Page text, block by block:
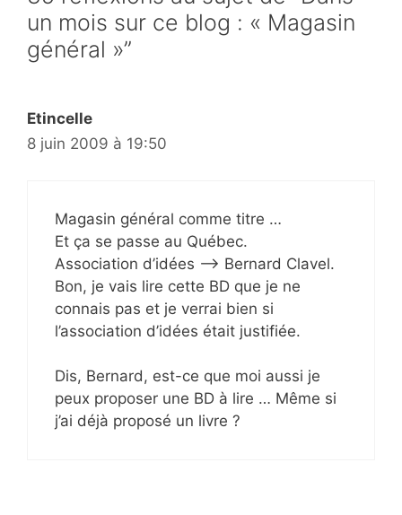
un mois sur ce blog : « Magasin
général »”
Etincelle
8 juin 2009 à 19:50
Magasin général comme titre …
Et ça se passe au Québec.
Association d’idées —–> Bernard Clavel.
Bon, je vais lire cette BD que je ne
connais pas et je verrai bien si
l’association d’idées était justifiée.
Dis, Bernard, est-ce que moi aussi je
peux proposer une BD à lire … Même si
j’ai déjà proposé un livre ?